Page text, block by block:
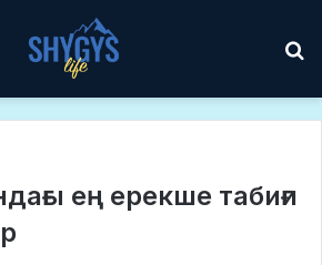
ең ерекше табиғи